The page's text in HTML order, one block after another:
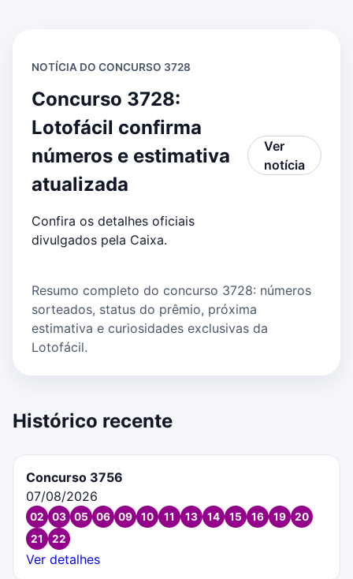
NOTÍCIA DO CONCURSO 3728
Concurso 3728:
Lotofácil confirma
números e estimativa
atualizada
Confira os detalhes oficiais
divulgados pela Caixa.
Ver
notícia
Resumo completo do concurso 3728: números
sorteados, status do prêmio, próxima
estimativa e curiosidades exclusivas da
Lotofácil.
Histórico recente
Concurso 3756
07/08/2026
02 03 05 06 09 10 11 13 14 15 16 19
20
21
22
Ver detalhes